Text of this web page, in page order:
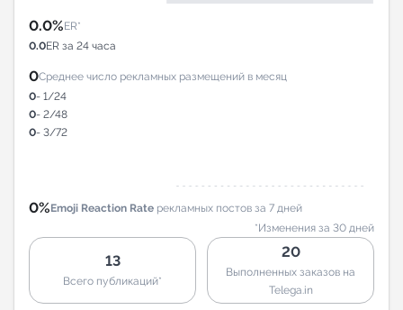
0.0%ER*
0.0ER за 24 часа
0Среднее число рекламных размещений в месяц
0- 1/24
0- 2/48
0- 3/72
0%Emoji Reaction Rate рекламных постов за 7 дней
*Изменения за 30 дней
13
Всего публикаций*
20
Выполненных заказов на
Telega.in